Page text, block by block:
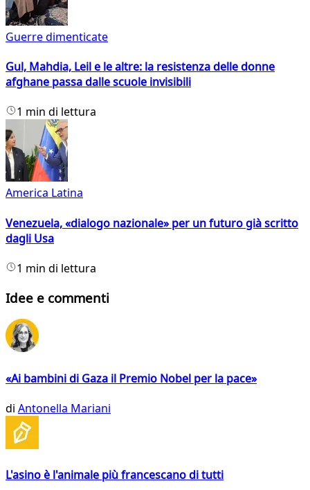
Guerre dimenticate
Gul, Mahdia, Leil e le altre: la resistenza delle donne
afghane passa dalle scuole invisibili
1 min di lettura
America Latina
Venezuela, «dialogo nazionale» per un futuro già scritto
dagli Usa
1 min di lettura
Idee e commenti
«Ai bambini di Gaza il Premio Nobel per la pace»
di Antonella Mariani
L'asino è l'animale più francescano di tutti